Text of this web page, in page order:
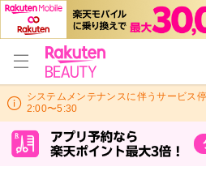
システムメンテナンスに伴うサービス
2:00〜5:30